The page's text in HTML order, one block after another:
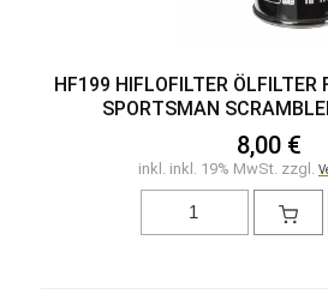
HF199 HIFLOFILTER ÖLFILTER
SPORTSMAN
8,00 €
inkl. inkl. 19% MwSt. zzgl.